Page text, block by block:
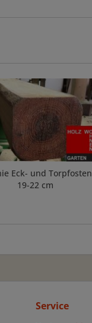
Eck- und Torpfosten
19-22 cm
Service